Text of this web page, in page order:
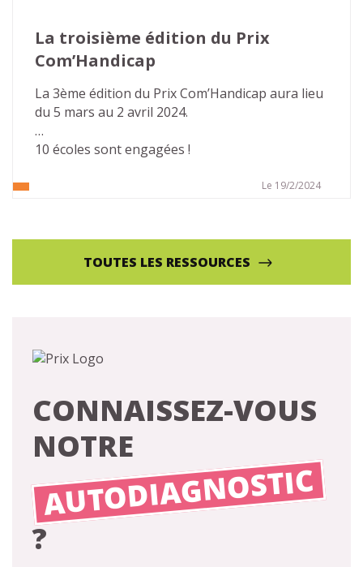
La troisième édition du Prix
Com’Handicap
La 3ème édition du Prix Com’Handicap aura lieu
du 5 mars au 2 avril 2024.
10 écoles sont engagées !
Le 19/2/2024
TOUTES LES RESSOURCES
CONNAISSEZ-VOUS
NOTRE
AUTODIAGNOSTIC
?